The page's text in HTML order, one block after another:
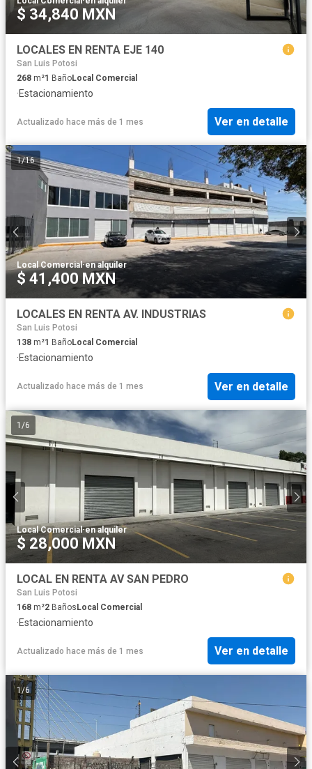
$ 34,840 MXN
LOCALES EN RENTA EJE 140
San Luis Potosi
268 m²1 BañoLocal Comercial
·Estacionamiento
Actualizado hace más de 1 mes Ver en detalle
1/16
Local Comercial·en alquiler
$ 41,400 MXN
LOCALES EN RENTA AV. INDUSTRIAS
San Luis Potosi
138 m²1 BañoLocal Comercial
·Estacionamiento
Actualizado hace más de 1 mes Ver en detalle
1 /6
Local Comercial·en alquiler
$ 28,000 MXN
LOCAL EN RENTA AV SAN PEDRO
San Luis Potosi
168 m²2 BañosLocal Comercial
·Estacionamiento
Actualizado hace más de 1 mes Ver en detalle
1/6